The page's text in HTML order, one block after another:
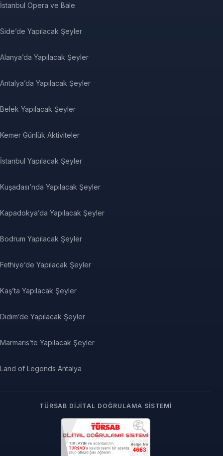
İstanbul Opera ve Bale
Side’de Yapılacak Şeyler
Alanya’da Yapılacak Şeyler
Antalya’da Yapılacak Şeyler
Belek Yapılacak Şeyler
Kemer Günlük Aktiviteler
İstanbul Yapılacak Şeyler
Kuşadası’nda Yapılacak Şeyler
Kapadokya’da Yapılacak Şeyler
Bodrum Yapılacak Şeyler
Fethiye’de Yapılacak Şeyler
Kaş’ta Yapılacak Şeyler
Didim’de Yapılacak Şeyler
Marmaris’te Yapılacak Şeyler
Land of Legends Antalya
TÜRSAB DIJITAL DOĞRULAMA SISTEMI